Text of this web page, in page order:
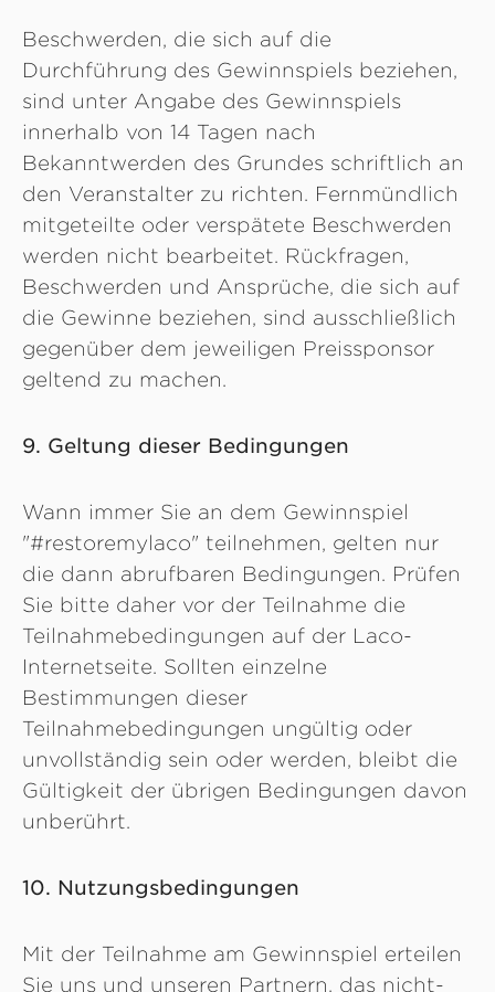
Beschwerden, die sich auf die
Durchführung des Gewinnspiels beziehen,
sind unter Angabe des Gewinnspiels
innerhalb von 14 Tagen nach
Bekanntwerden des Grundes schriftlich an
den Veranstalter zu richten. Fernmündlich
mitgeteilte oder verspätete Beschwerden
werden nicht bearbeitet. Rückfragen,
Beschwerden und Ansprüche, die sich auf
die Gewinne beziehen, sind ausschließlich
gegenüber dem jeweiligen Preissponsor
geltend zu machen.
9. Geltung dieser Bedingungen
Wann immer Sie an dem Gewinnspiel
"#restoremylaco" teilnehmen, gelten nur
die dann abrufbaren Bedingungen. Prüfen
Sie bitte daher vor der Teilnahme die
Teilnahmebedingungen auf der Laco-
Internetseite. Sollten einzelne
Bestimmungen dieser
Teilnahmebedingungen ungültig oder
unvollständig sein oder werden, bleibt die
Gültigkeit der übrigen Bedingungen davon
unberührt.
10. Nutzungsbedingungen
Mit der Teilnahme am Gewinnspiel erteilen
Sie uns und unseren Partnern, das nicht-